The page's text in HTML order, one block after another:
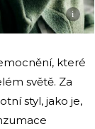
i
které
světě. Za
styl, jako je,